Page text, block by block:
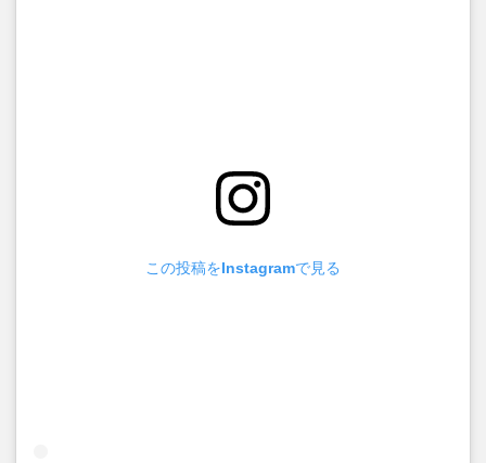
この投稿をInstagramで見る